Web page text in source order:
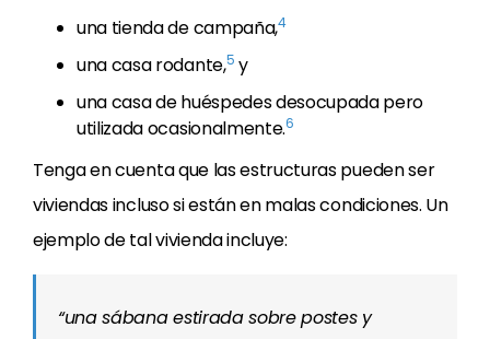
una tienda de campaña,4
una casa rodante,5 y
una casa de huéspedes desocupada pero
utilizada ocasionalmente.6
Tenga en cuenta que las estructuras pueden ser
viviendas incluso si están en malas condiciones. Un
ejemplo de tal vivienda incluye:
“una sábana estirada sobre postes y